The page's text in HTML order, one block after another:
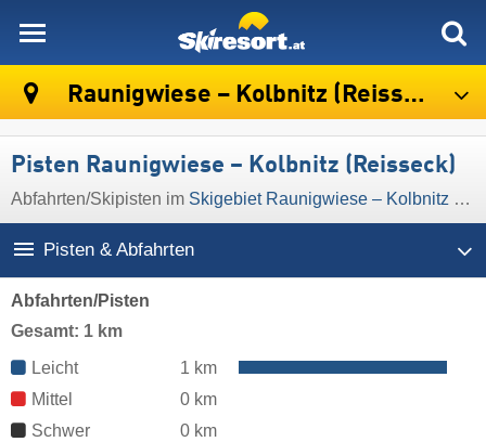
Raunigwiese – Kolbnitz (Reisseck)
Pisten Raunigwiese – Kolbnitz (Reisseck)
Abfahrten/Skipisten im Skigebiet Raunigwiese – Kolbnitz (Reisseck)
Pisten & Abfahrten
Abfahrten/Pisten
Gesamt: 1 km
Leicht
1 km
Mittel
0 km
Schwer
0 km